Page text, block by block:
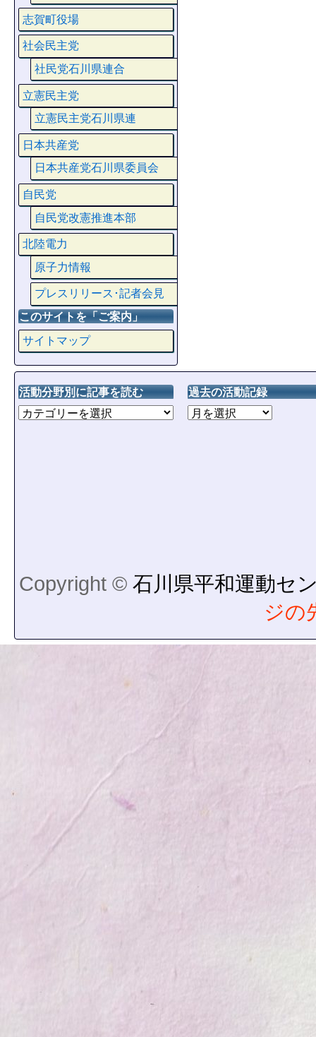
志賀町役場
社会民主党
社民党石川県連合
立憲民主党
立憲民主党石川県連
日本共産党
日本共産党石川県委員会
自民党
自民党改憲推進本部
北陸電力
原子力情報
プレスリリース･記者会見
このサイトを「ご案内」
サイトマップ
活動分野別に記事を読む 過去の活動記録
Copyright © 石川県平和運動セ
ジの